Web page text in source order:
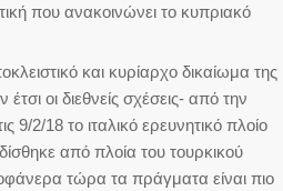
που ανακοινώνει το κυπριακό
και κυρίαρχο δικαίωμα της
οι διεθνείς σχέσεις- από την
9/2/18 το ιταλικό ερευνητικό πλοίο
από πλοία του τουρκικού
τώρα τα πράγματα είναι πιο